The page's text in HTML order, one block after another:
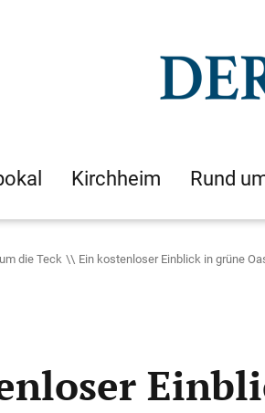
Kirchheim Rund
die Teck Ein kostenloser Einblick in grüne